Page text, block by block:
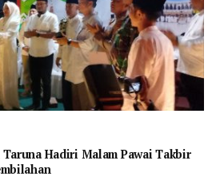
Hadiri Malam Pawai Takbir